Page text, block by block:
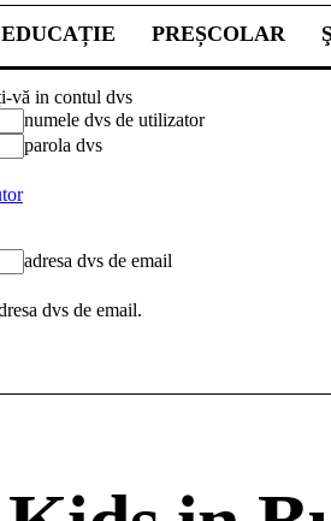
PREȘCOLAR
vă in contul dvs
numele dvs de utilizator
parola dvs
adresa dvs de email
dvs de email.